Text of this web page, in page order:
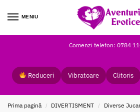
MENIU
Comenzi telefon: 0784
Reduceri Vibratoare Clitoris
Prima pagină / DIVERTISMENT / Diverse